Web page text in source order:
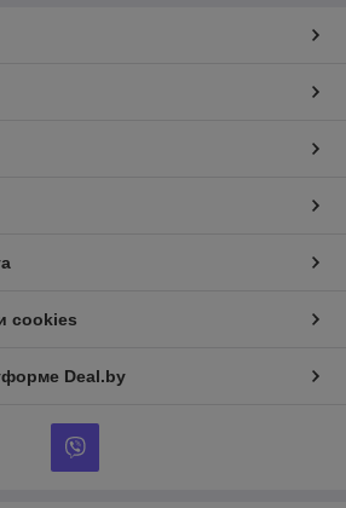
cookies
Deal.by